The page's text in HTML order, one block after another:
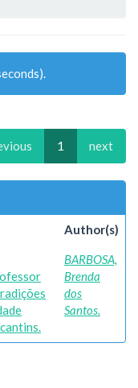
1 next
Author(s)
BARBOSA,
Brenda
dos
Santos.